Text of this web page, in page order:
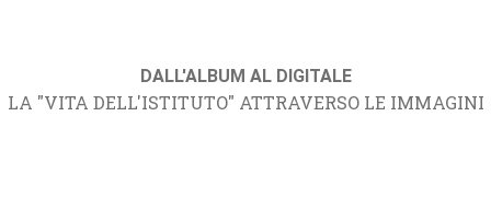
DALL'ALBUM AL DIGITALE
LA "VITA DELL'ISTITUTO" ATTRAVERSO LE IMMAGINI